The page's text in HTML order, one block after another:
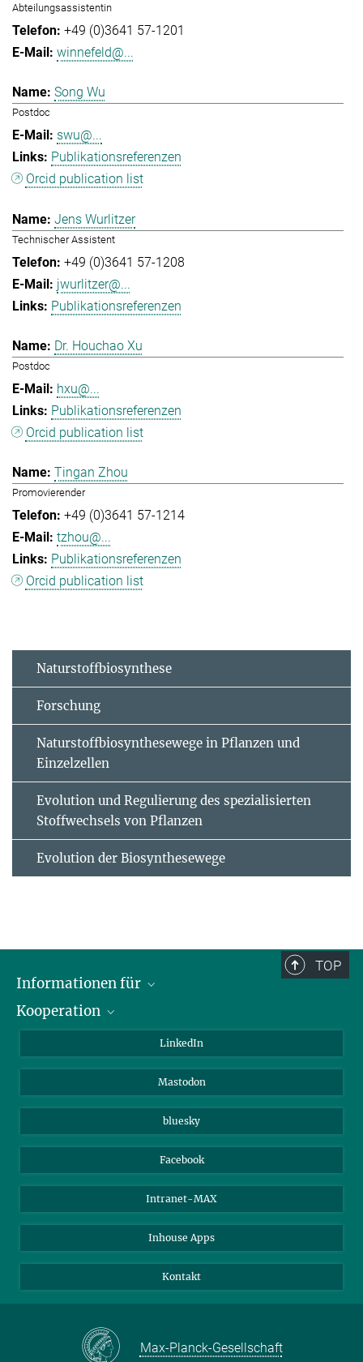
Abteilungsassistentin
+49 (0)3641 57-1201
winnefeld@...
Song Wu
Postdoc
swu@...
Publikationsreferenzen
Orcid publication list
Jens Wurlitzer
Technischer Assistent
+49 (0)3641 57-1208
jwurlitzer@...
Publikationsreferenzen
Dr. Houchao Xu
Postdoc
hxu@...
Publikationsreferenzen
Orcid publication list
Tingan Zhou
Promovierender
+49 (0)3641 57-1214
tzhou@...
Publikationsreferenzen
Orcid publication list
Naturstoffbiosynthese
Forschung
Naturstoffbiosynthesewege in Pflanzen und
Einzelzellen
Evolution und Regulierung des spezialisierten
Stoffwechsels von Pflanzen
Evolution der Biosynthesewege
TOP
Informationen für
Journalisten
Kooperation
Max-Planck-Gesellschaft
Beutenberg Campus e.V.
LinkedIn
Mastodon
bluesky
Facebook
Intranet-MAX
Inhouse Apps
Kontakt
Max-Planck-Gesellschaft